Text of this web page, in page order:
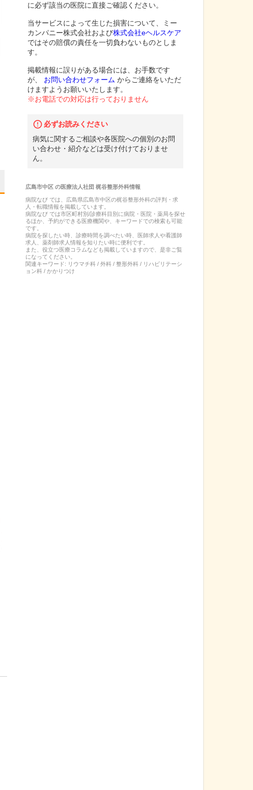
に必ず該当の医院に直接ご確認ください。
当サービスによって生じた損害について、ミー
カンパニー株式会社および株式会社eヘルスケア
ではその賠償の責任を一切負わないものとしま
す。
掲載情報に誤りがある場合には、お手数です
が、
お問い合わせフォーム からご連絡をいただ
けますようお願いいたします。
※お電話での対応は行っておりません
必ずお読みください
病気に関するご相談や各医院への個別のお問
い合わせ・紹介などは受け付けておりませ
ん。
広島市中区の医療法人社団 梶谷整形外科情報
病院なび では、 広島県広島市中区の梶谷整形外科の評判・求
人・転職情報を掲載しています。
病院なび では市区町村別/診療科目別に病院・医院・薬局を探せ
るほか、予約ができる医療機関や、キーワードでの検索も可能
です。
病院を探したい時、診療時間を調べたい時、医師求人や看護師
求人、薬剤師求人情報を知りたい時に便利です。
また、役立つ医療コラムなども掲載していますので、是非ご覧
になってください。
関連キーワード: リウマチ科 / 外科 / 整形外科 / リハビリテーシ
ョン科 / かかりつけ